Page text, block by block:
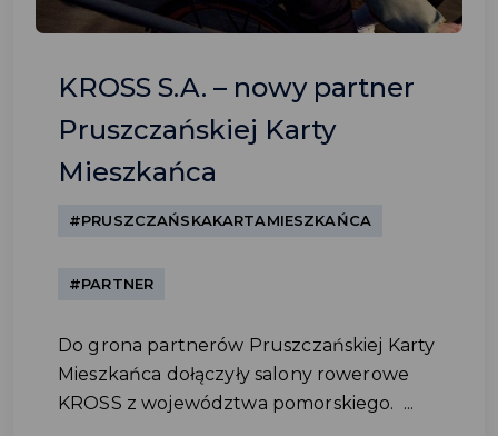
KROSS S.A. – nowy partner
Pruszczańskiej Karty
Mieszkańca
#PRUSZCZAŃSKAKARTAMIESZKAŃCA
#PARTNER
Do grona partnerów Pruszczańskiej Karty
Mieszkańca dołączyły salony rowerowe
KROSS z województwa pomorskiego. ...